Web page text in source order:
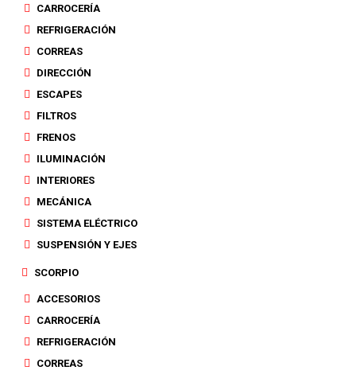
CARROCERÍA
REFRIGERACIÓN
CORREAS
DIRECCIÓN
ESCAPES
FILTROS
FRENOS
ILUMINACIÓN
INTERIORES
MECÁNICA
SISTEMA ELÉCTRICO
SUSPENSIÓN Y EJES
SCORPIO
ACCESORIOS
CARROCERÍA
REFRIGERACIÓN
CORREAS